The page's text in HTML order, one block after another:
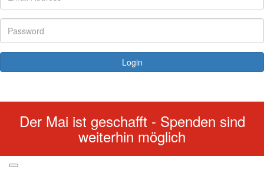
Login
Der Mai ist geschafft - Spenden sind
weiterhin möglich